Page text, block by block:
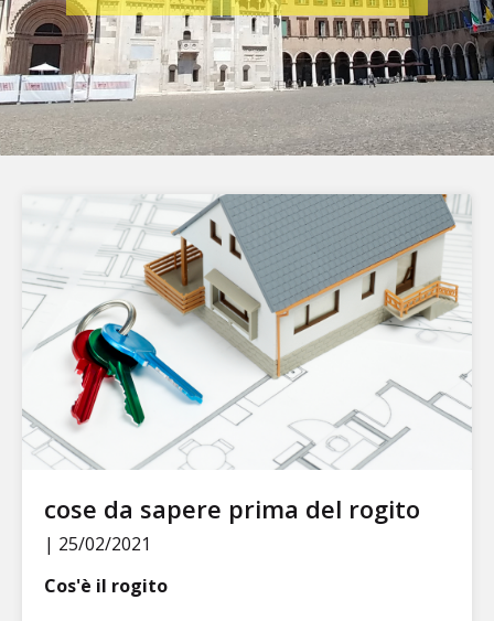
cose da sapere prima del rogito
| 25/02/2021
Cos'è il rogito